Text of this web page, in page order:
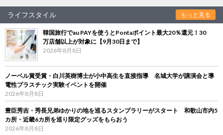
ライフスタイル もっと見る
韓国旅行でau PAYを使うとPontaポイント最大20％還元！30
万店舗以上が対象に【9月30日まで】
2026年8月8日
ノーベル賞受賞・白川英樹博士が小中高生を直接指導 名城大学が講演会と導
電性プラスチック実験イベントを開催
2026年8月8日
豊臣秀吉・秀長兄弟ゆかりの地を巡るスタンプラリーがスタート 和歌山市内5
カ所・近畿6カ所を巡り限定グッズをもらおう
2026年8月8日